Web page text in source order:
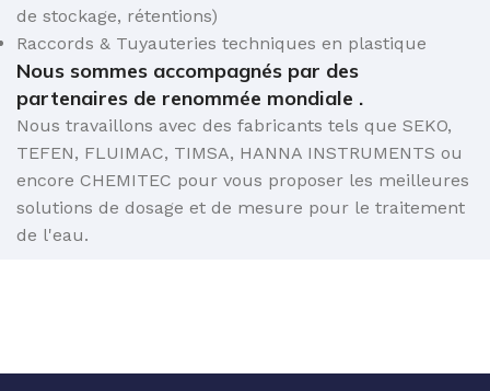
de stockage, rétentions)
Raccords & Tuyauteries techniques en plastique
Nous sommes accompagnés par des
partenaires de renommée mondiale .
Nous travaillons avec des fabricants tels que SEKO,
TEFEN, FLUIMAC, TIMSA, HANNA INSTRUMENTS ou
encore CHEMITEC pour vous proposer les meilleures
solutions de dosage et de mesure pour le traitement
de l'eau.